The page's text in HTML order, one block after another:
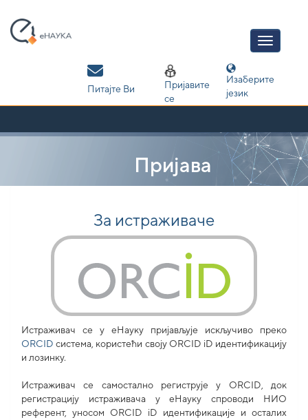
navigation
Питајте Ви
Пријавите
се
Изаберите
језик
Пријава
За истраживаче
Истраживач се у еНауку пријављује искључиво преко
ORCID система, користећи своjу ORCID iD идентификацију
и лозинку.
Истраживач се самостално региструје у ORCID, док
регистрацију истраживача у еНауку спроводи НИО
референт, уносом ORCID iD идентификације и осталих